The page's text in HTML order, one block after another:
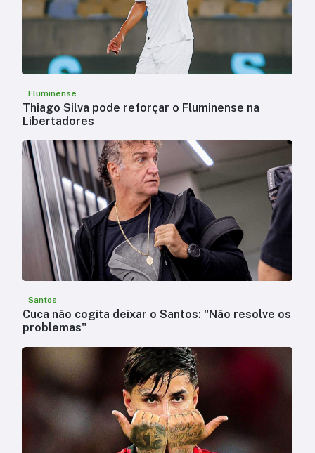
Fluminense
Thiago Silva pode reforçar o Fluminense na
Libertadores
Santos
Cuca não cogita deixar o Santos: "Não resolve os
problemas"